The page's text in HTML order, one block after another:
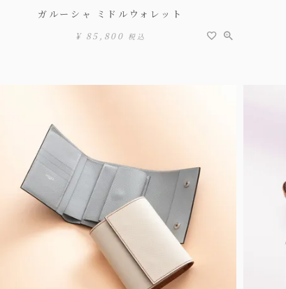
ガルーシャ ミドルウォレット
¥ 85,800 税込